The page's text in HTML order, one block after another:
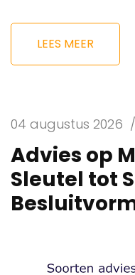
LEES MEER
04 augustus 2026 /
Advies op
Sleutel tot